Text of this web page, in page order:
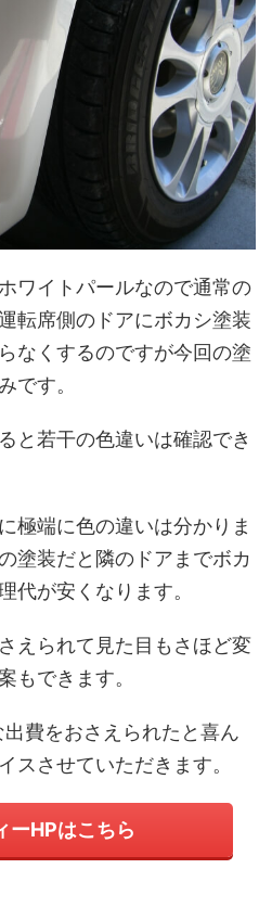
ワイトパールなので通常の
転席側のドアにボカシ塗装
なくするのですが今回の塗
です。
と若干の色違いは確認でき
極端に色の違いは分かりま
塗装だと隣のドアまでボカ
代が安くなります。
えられて見た目もさほど変
もできます。
費をおさえられたと喜ん
スさせていただきます。
ーHPはこちら